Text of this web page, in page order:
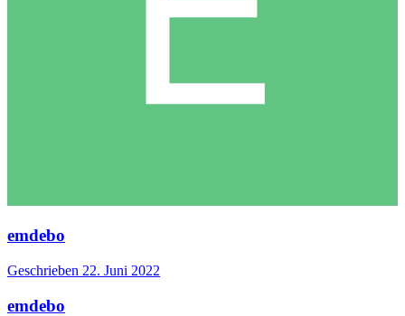
emdebo
Geschrieben 22. Juni 2022
emdebo